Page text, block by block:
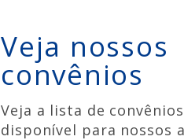
Veja nossos
convênios
Veja a lista de
disponível para nossos